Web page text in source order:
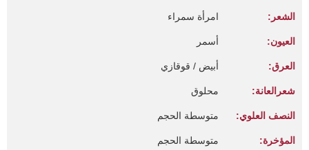
الشعر: امرأة سمراء
العيون: أسمر
العرق: أبيض / قوقازي
شعرالعانة: محلوق
النصف العلوي: متوسطة الحجم
المؤخرة: متوسطة الحجم